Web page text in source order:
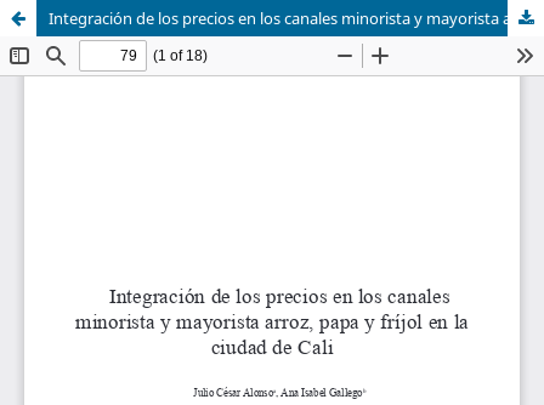
Integración de los precios en los canales minorista y mayorista arroz, papa y fríjol en la ciudad de Cali